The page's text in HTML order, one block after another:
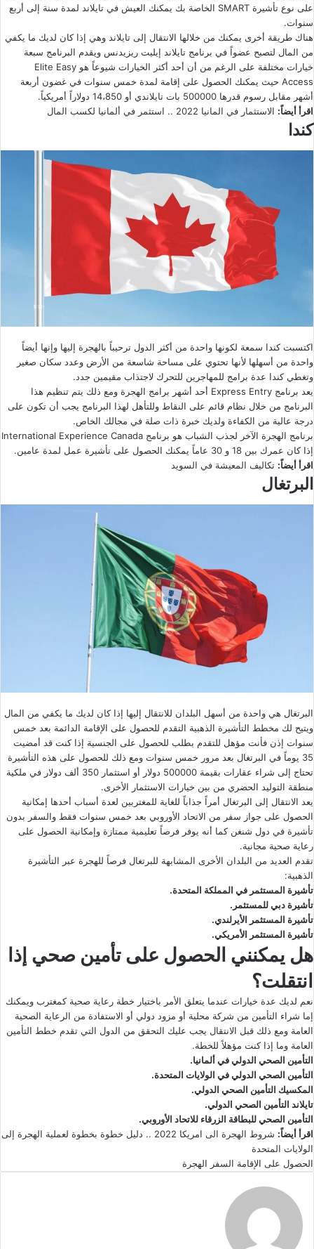
على نوع تأشيرة SMART الخاصة بك يمكنك العيش في تايلاند لمدة سنة إلى أربع
سنوات.
هناك طريقة أخرى يمكنك من خلالها الانتقال إلى تايلاند وهي إذا كان لديك ما يكفي
من المال لتصبح عضواً في برنامج تايلاند إيليت ريزيدنس ويقدم البرنامج سبعة
خيارات مختلفة على الرغم من أن أحد أكثر الخيارات شيوعاً هو Elite Easy
Access حيث يمكنك الحصول على إقامة لمدة خمس سنوات في غضون أربعة
أشهر مقابل رسوم قدرها 500000 بات تايلاندي أو 14،850 دولاراً أمريكياً.
اقرأ أيضاً: الاستثمار في المانيا 2022 .. استثمر في ألمانيا لكسب المال
كندا
اكتسبت كندا سمعة لكونها واحدة من أكثر الدول ترحيباً بالهجرة إليها وإنها أيضاً
واحدة من أسهلها لأنها تحتوي على مساحة شاسعة من الأرض وعدد سكان صغير
وتغطي كندا عدة برامج للمهاجرين للتحرك لاجتذاب مقيمين جدد.
يعد برنامج Express Entry أحد أشهر برامج الهجرة ومع ذلك يتم تنظيم هذا
البرنامج من خلال نظام قائم على النقاط وللتأهل لهذا البرنامج يجب أن تكون على
درجة عالية من الكفاءة ولديك خبرة ذات صلة في مجالك الخاص.
برنامج الهجرة الآخر لجذب الشباب هو برنامج International Experience Canada
إذا كان عمرك بين 18 و 30 عاماً يمكنك الحصول على تأشيرة عمل لمدة عامين.
اقرأ أيضاً: تكاليف المعيشة في السويد
البرتغال
البرتغال هي واحدة من أسهل البلدان للانتقال إليها إذا كان لديك ما يكفي من المال
ويتيح لك مخطط التأشيرة الذهبية التقدم للحصول على الإقامة الدائمة بعد خمس
سنوات إذن فأنت مؤهل للتقدم بطلب للحصول على الجنسية إذا كنت قد أمضيت
35 يوماً في البرتغال بعد مرور خمس سنوات ومع ذلك للحصول على هذه التأشيرة
تحتاج إلى شراء عقارات بقيمة 500000 دولار أو استثمار 350 ألف دولار في ملكية
منطقة التوليد الحضري من بين خيارات الاستثمار الأخرى.
يعد الانتقال إلى البرتغال أمراً جذاباً للغاية للمغتربين لعدة أسباب أحدها إمكانية
الحصول على جواز سفر من الاتحاد الأوروبي بعد خمس سنوات فقط والسفر بدون
تأشيرة في دول شنغن كما أنه يوفر فرصاً تعليمية ممتازة وإمكانية الحصول على
رعاية صحية مجانية.
تقدم العديد من البلدان الأخرى المشابهة للبرتغال فرصاً للهجرة عبر التأشيرة
الذهبية:
تأشيرة المستثمر في المملكة المتحدة.
تأشيرة دبي للمستثمر.
تأشيرة المستثمر الأيرلندي.
تأشيرة المستثمر الأمريكي.
هل يمكنني الحصول على تأمين صحي إذا
انتقلت؟
نعم لديك عدة خيارات عندما يتعلق الأمر باختيار خطة رعاية صحية كمغترب ويمكنك
إما شراء التأمين من شركة محلية أو مزود دولي أو الاستفادة من الرعاية الصحية
العامة ومع ذلك قبل الانتقال يجب عليك التحقق من الدول التي تقدم خطط التأمين
العامة وما إذا كنت مؤهلاً للخطة.
التأمين الصحي الدولي في ألمانيا.
التأمين الصحي الدولي في الولايات المتحدة.
المكسيك التأمين الصحي الدولي.
تايلاند التأمين الصحي الدولي.
التأمين الصحي للبطاقة الزرقاء للاتحاد الأوروبي.
اقرأ أيضاً:
شروط الهجرة الى امريكا 2022 .. دليل خطوة بخطوة لعملية الهجرة إلى
الولايات المتحدة
الحصول على الإقامة السفر الهجرة